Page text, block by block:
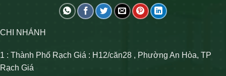
CHI NHÁNH
1 : Thành Phố Rạch Giá : H12/căn28 , Phường An Hòa, TP
Rạch Giá